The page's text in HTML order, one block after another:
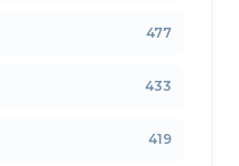
477
433
419